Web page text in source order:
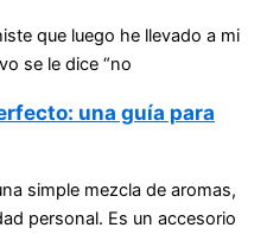
que luego he llevado a mi
se le dice “no
una guía para
simple mezcla de aromas,
personal. Es un accesorio